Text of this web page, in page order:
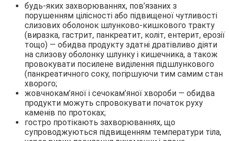
будь-яких захворюваннях, пов’язаних з
порушенням цілісності або підвищеної чутливості
слизових оболонок шлунково-кишкового тракту
(виразка, гастрит, панкреатит, коліт, ентерит, ерозії
тощо) — обидва продукту здатні дратівливо діяти
на слизову оболонку шлунку і кишечника, а також
провокувати посилене виділення підшлункового
(панкреатичного соку, погіршуючи тим самим стан
хворого;
жовчнокам’яної і сечокам’яної хвороби — обидва
продукти можуть спровокувати початок руху
каменів по протоках;
гостро протікають захворюваннях, що
супроводжуються підвищенням температури тіла,